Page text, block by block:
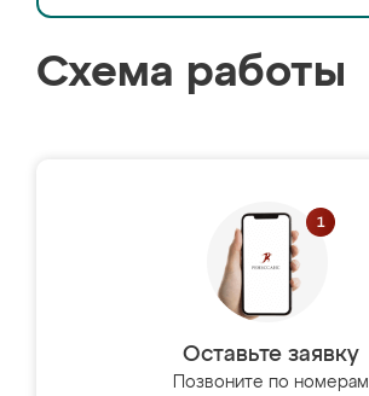
Схема работы
Оставьте заявку
Позвоните по номерам